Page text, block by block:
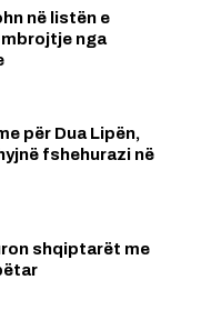
në listën e
mbrojtje nga
për Dua Lipën,
fshehurazi në
shqiptarët me